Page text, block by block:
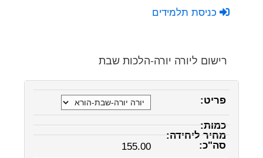
כניסת תלמידים
רישום ליורה יורה-הלכות שבת
155.00